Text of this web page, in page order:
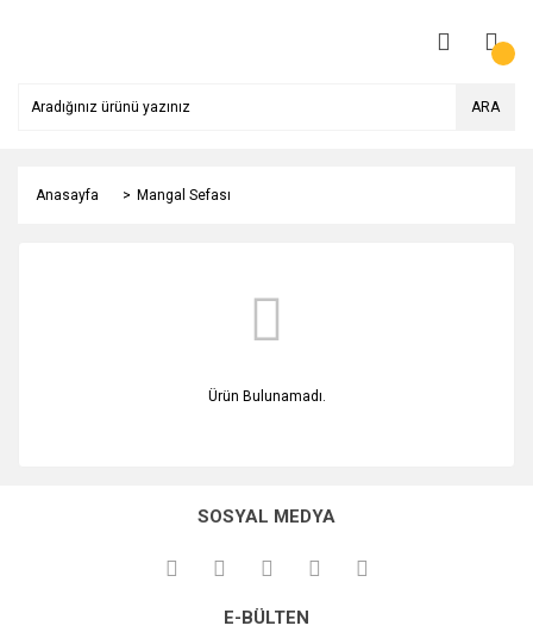
ARA
Anasayfa Mangal Sefası
Ürün Bulunamadı.
SOSYAL MEDYA
E-BÜLTEN